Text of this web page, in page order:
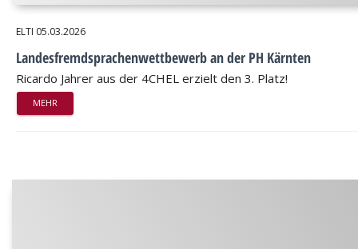
ELTI 05.03.2026
Landesfremdsprachenwettbewerb an der PH Kärnten
Ricardo Jahrer aus der 4CHEL erzielt den 3. Platz!
MEHR